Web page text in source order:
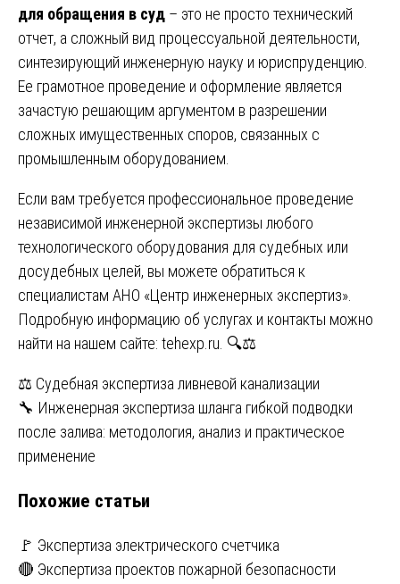
для обращения в суд – это не просто технический
отчет, а сложный вид процессуальной деятельности,
синтезирующий инженерную науку и юриспруденцию.
Ее грамотное проведение и оформление является
зачастую решающим аргументом в разрешении
сложных имущественных споров, связанных с
промышленным оборудованием.
Если вам требуется профессиональное проведение
независимой инженерной экспертизы любого
технологического оборудования для судебных или
досудебных целей, вы можете обратиться к
специалистам АНО «Центр инженерных экспертиз».
Подробную информацию об услугах и контакты можно
найти на нашем сайте: tehexp.ru . 🔍⚖️
Навигация
по
записям
⚖️ Судебная экспертиза ливневой канализации
🔧 Инженерная экспертиза шланга гибкой подводки
после залива: методология, анализ и практическое
применение
Похожие статьи
🚩 Экспертиза электрического счетчика
🔴 Экспертиза проектов пожарной безопасности